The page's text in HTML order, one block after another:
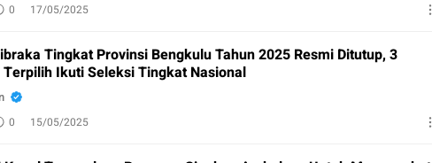
0 17/05/2025
Tingkat Provinsi Bengkulu Tahun 2025 Resmi Ditutup, 3
Terpilih Ikuti Seleksi Tingkat Nasional
0 15/05/2025